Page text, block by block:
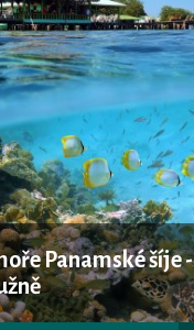
Panamské šíje -